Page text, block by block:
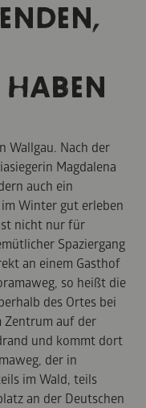
Wallgau. Nach der
Magdalena
auch ein
Winter gut erleben
nicht nur für
Spaziergang
an einem Gasthof
so heißt die
des Ortes bei
Zentrum auf der
und kommt dort
der in
im Wald, teils
an der Deutschen